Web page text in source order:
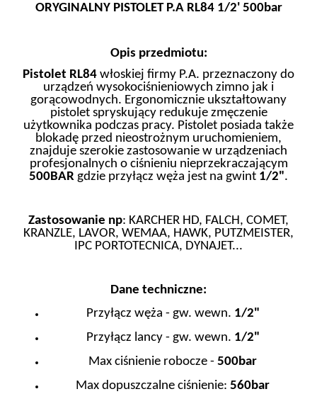
ORYGINALNY PISTOLET P.A RL84 1/2' 500bar
Opis przedmiotu:
Pistolet RL84 włoskiej firmy P.A. przeznaczony do
urządzeń wysokociśnieniowych zimno jak i
gorącowodnych. Ergonomicznie ukształtowany
pistolet spryskujący redukuje zmęczenie
użytkownika podczas pracy. Pistolet posiada także
blokadę przed nieostrożnym uruchomieniem,
znajduje szerokie zastosowanie w urządzeniach
profesjonalnych o ciśnieniu nieprzekraczającym
500BAR gdzie przyłącz węża jest na gwint 1/2".
Zastosowanie np: KARCHER HD, FALCH, COMET,
KRANZLE, LAVOR, WEMAA, HAWK, PUTZMEISTER,
IPC PORTOTECNICA, DYNAJET...
Dane techniczne:
Przyłącz węża - gw. wewn. 1/2"
Przyłącz lancy - gw. wewn. 1/2"
Max ciśnienie robocze - 500bar
Max dopuszczalne ciśnienie: 560bar